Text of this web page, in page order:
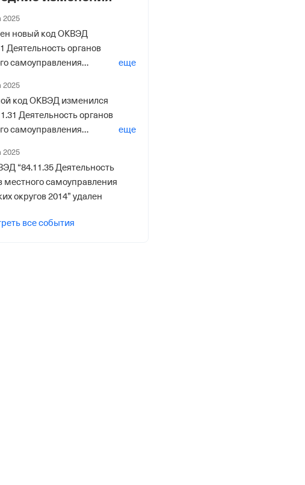
2025
новый код ОКВЭД
Деятельность органов
самоуправления
еще
2025
код ОКВЭД изменился
Деятельность органов
самоуправления
еще
2025
“84.11.35 Деятельность
местного самоуправления
округов 2014” удален
все события